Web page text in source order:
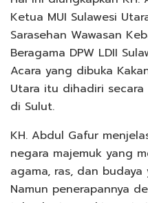
Ketua MUI Sulawesi
Sarasehan Wawasan
Beragama DPW LDII
Acara yang dibuka
Utara itu dihadiri
di Sulut.
KH. Abdul Gafur
negara majemuk yang
agama, ras, dan
Namun penerapannya